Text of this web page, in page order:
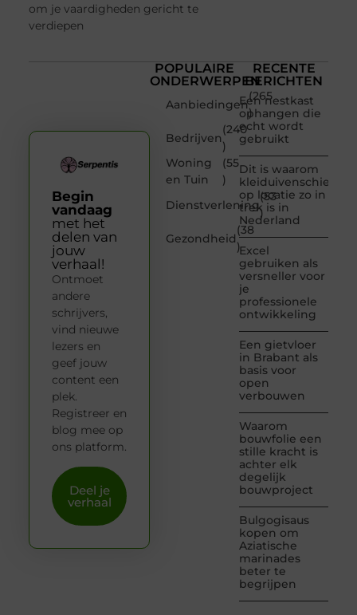
om je vaardigheden gericht te
verdiepen
POPULAIRE
ONDERWERPEN
Aanbiedingen
(265
)
Bedrijven
(240
)
Woning
en Tuin
(55
)
Dienstverlening
(53
)
Gezondheid
(38
)
RECENTE
BERICHTEN
Een nestkast
ophangen die
echt wordt
gebruikt
Dit is waarom
kleiduivenschieten
op locatie zo in
trek is in
Nederland
Excel
gebruiken als
versneller voor
je
professionele
ontwikkeling
Een gietvloer
in Brabant als
basis voor
open
verbouwen
Waarom
bouwfolie een
stille kracht is
achter elk
degelijk
bouwproject
Bulgogisaus
kopen om
Aziatische
marinades
beter te
begrijpen
Begin
vandaag
met het
delen van
jouw
verhaal!
Ontmoet
andere
schrijvers,
vind nieuwe
lezers en
geef jouw
content een
plek.
Registreer en
blog mee op
ons platform.
Deel je
verhaal